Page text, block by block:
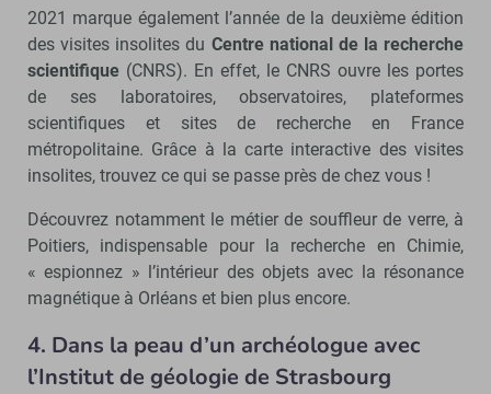
2021 marque également l’année de la deuxième édition
des visites insolites du Centre national de la recherche
scientifique (CNRS). En effet, le CNRS ouvre les portes
de ses laboratoires, observatoires, plateformes
scientifiques et sites de recherche en France
métropolitaine. Grâce à la carte interactive des visites
insolites, trouvez ce qui se passe près de chez vous !
Découvrez notamment le métier de souffleur de verre, à
Poitiers, indispensable pour la recherche en Chimie,
« espionnez » l’intérieur des objets avec la résonance
magnétique à Orléans et bien plus encore.
4. Dans la peau d’un archéologue avec
l’Institut de géologie de Strasbourg